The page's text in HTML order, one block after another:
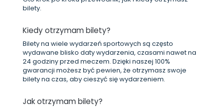
bilety.
Kiedy otrzymam bilety?
Bilety na wiele wydarzeń sportowych są często
wydawane blisko daty wydarzenia, czasami nawet na
24 godziny przed meczem. Dzięki naszej 100%
gwarancji możesz być pewien, że otrzymasz swoje
bilety na czas, aby cieszyć się wydarzeniem.
Jak otrzymam bilety?